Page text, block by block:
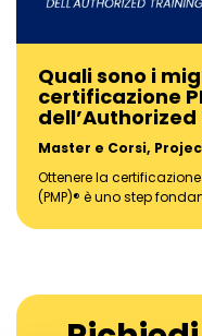
Quali sono i
certificazione
Master e Corsi,
Ottenere la
(PMP)® è uno step